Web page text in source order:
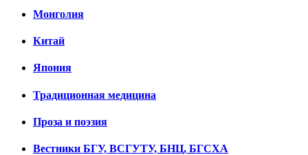
Монголия
Китай
Япония
Традиционная медицина
Проза и поэзия
Вестники БГУ, ВСГУТУ, БНЦ, БГСХА